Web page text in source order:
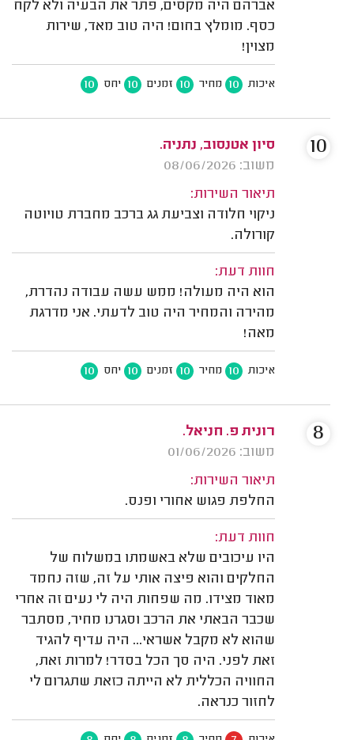
אברהם היה מקסים, פתר את הבעיה ולא לקח
כסף. מומלץ בחום! היה טוב מאד, שירות
מצוין!
איכות 10 מחיר 10 זמנים 10 יחס 10
סיון אטנסוב, נתניה.
משוב: 08/06/2026
תיאור השירות:
ניקוי חלודה וצביעת גג ברכב מחברת טויוטה
קורולה.
חוות דעת:
הוא היה מעולה! ממש עשה עבודה נהדרת,
מהירה והמחיר היה טוב לדעתי. אני מדרגת
מאה!
איכות 10 מחיר 10 זמנים 10 יחס 10
10
רונית פ. חניאל.
משוב: 01/06/2026
תיאור השירות:
החלפת פגוש אחורי ופנס.
חוות דעת:
היו עיכובים שלא באשמתו במשלוח של
החלקים והוא פיצה אותי על זה, שזה נחמד
מאוד מצידו. מה שפחות היה לי נעים זה אחרי
שכבר הבאתי את הרכב וסגרנו מחיר, מסתבר
שהוא לא מקבל אשראי... היה עדיף להגיד
זאת לפני. היה סך הכל בסדר! למרות זאת,
החוויה הכללית לא הייתה כזאת שתגרום לי
לחזור כנראה.
8